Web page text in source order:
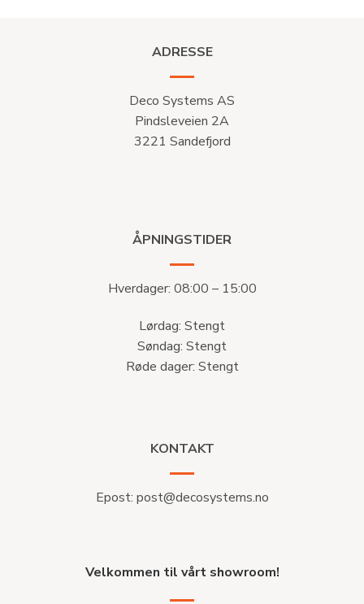
ADRESSE
Deco Systems AS
Pindsleveien 2A
3221 Sandefjord
ÅPNINGSTIDER
Hverdager: 08:00 – 15:00
Lørdag: Stengt
Søndag: Stengt
Røde dager: Stengt
KONTAKT
Epost: post@decosystems.no
Velkommen til vårt showroom!